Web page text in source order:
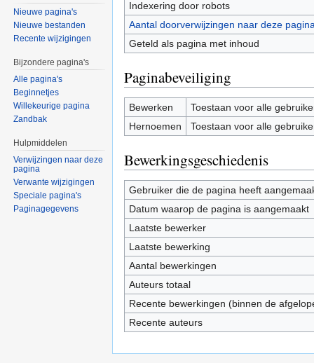
Indexering door robots
Aantal doorverwijzingen naar deze
Geteld als pagina met inhoud
Paginabeveiliging
Bewerken
Toestaan voor alle
Hernoemen
Toestaan voor alle
Bewerkingsgeschiedenis
Gebruiker die de pagina heeft
Datum waarop de pagina is aangemaakt
Laatste bewerker
Laatste bewerking
Aantal bewerkingen
Auteurs totaal
Recente bewerkingen (binnen de
Recente auteurs
Nieuwe pagina's
Nieuwe bestanden
Recente wijzigingen
Bijzondere pagina's
Alle pagina's
Beginnetjes
Willekeurige pagina
Zandbak
Hulpmiddelen
Verwijzingen naar deze
pagina
Verwante wijzigingen
Speciale pagina's
Paginagegevens